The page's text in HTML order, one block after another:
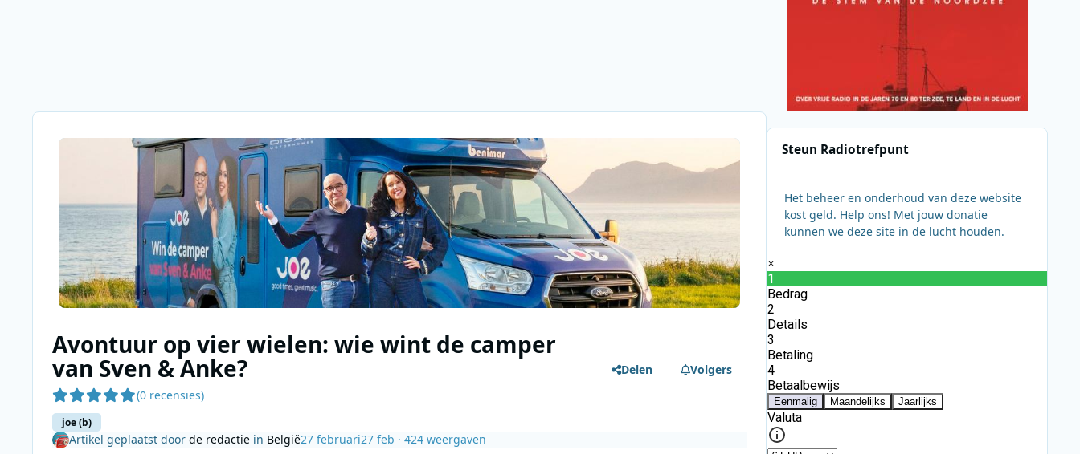
Avontuur op vier wielen: wie wint de camper
van Sven & Anke?
(0 recensies)
joe (b)
Delen Volgers
Artikel geplaatst door de redactiein België27 februari27 feb · 424 weergaven
Steun Radiotrefpunt
Het beheer en onderhoud van deze website
kost geld. Help ons! Met jouw donatie
kunnen we deze site in de lucht houden.